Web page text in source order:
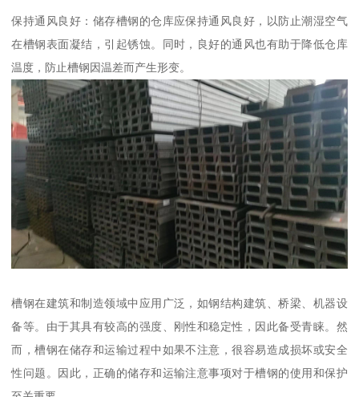
保持通风良好：储存槽钢的仓库应保持通风良好，以防止潮湿空气
在槽钢表面凝结，引起锈蚀。同时，良好的通风也有助于降低仓库
温度，防止槽钢因温差而产生形变。
槽钢在建筑和制造领域中应用广泛，如钢结构建筑、桥梁、机器设
备等。由于其具有较高的强度、刚性和稳定性，因此备受青睐。然
而，槽钢在储存和运输过程中如果不注意，很容易造成损坏或安全
性问题。因此，正确的储存和运输注意事项对于槽钢的使用和保护